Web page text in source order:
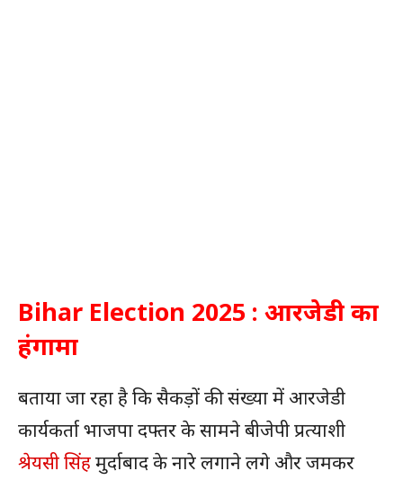
Bihar Election 2025 : आरजेडी का
हंगामा
बताया जा रहा है कि सैकड़ों की संख्या में आरजेडी
कार्यकर्ता भाजपा दफ्तर के सामने बीजेपी प्रत्याशी
श्रेयसी सिंहमुर्दाबाद के नारे लगाने लगे और जमकर